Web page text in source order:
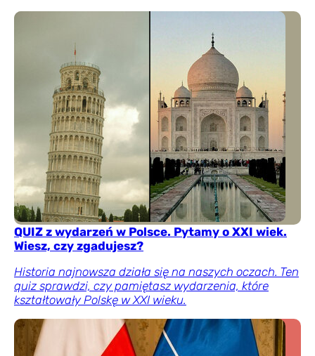
QUIZ z wydarzeń w Polsce. Pytamy o XXI wiek.
Wiesz, czy zgadujesz?
Historia najnowsza działa się na naszych oczach. Ten
quiz sprawdzi, czy pamiętasz wydarzenia, które
kształtowały Polskę w XXI wieku.